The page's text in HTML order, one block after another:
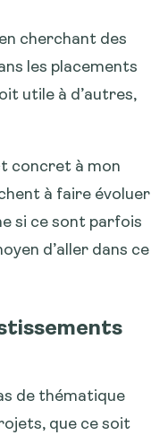
cherchant des
les placements
utile à d’autres,
concret à mon
à faire évoluer
si ce sont parfois
d’aller dans ce
de thématique
que ce soit